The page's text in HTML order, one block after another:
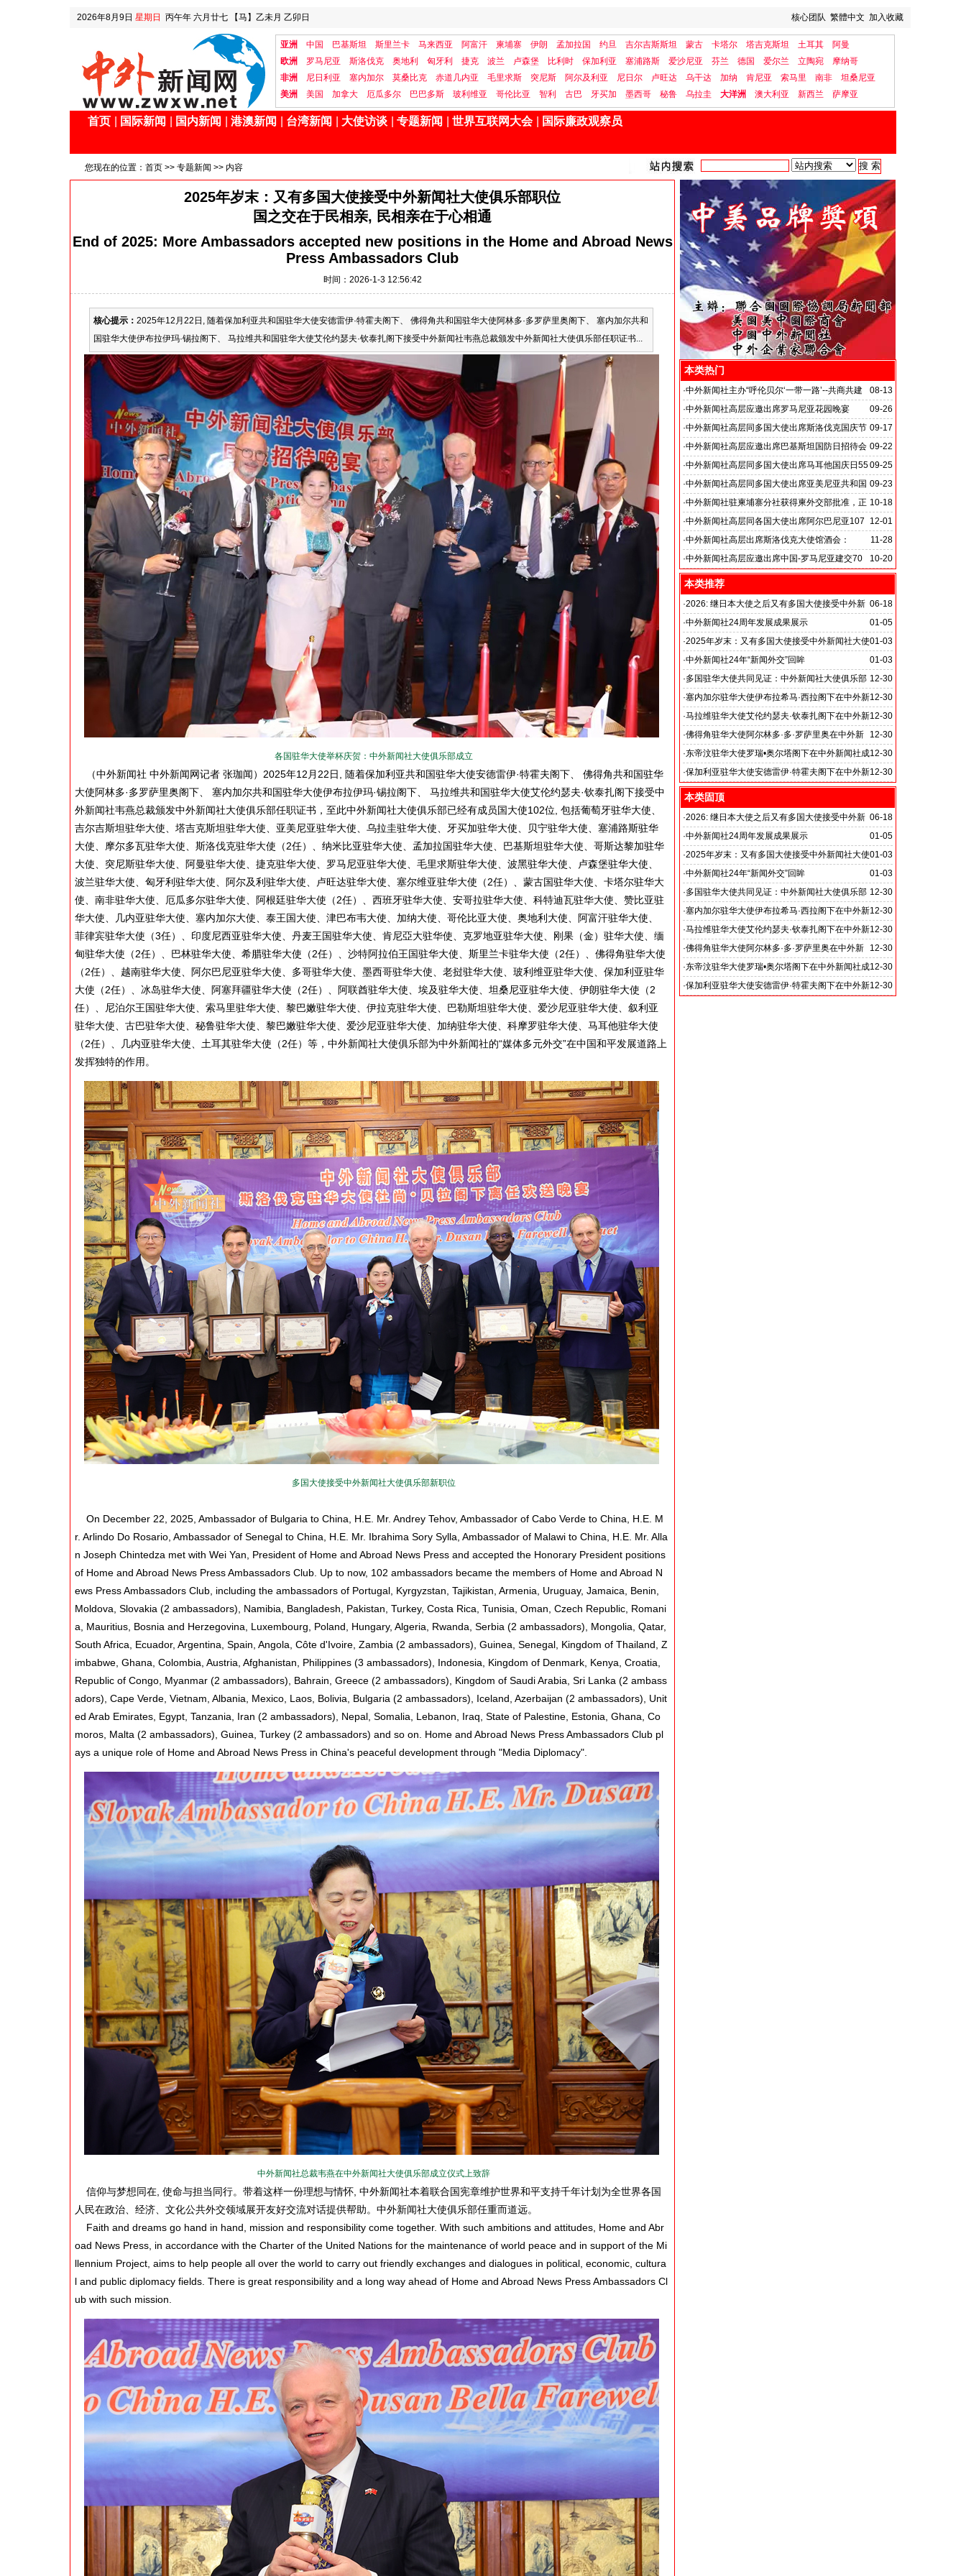
核心团队 繁體中文 加入收藏
2026年8月9日 星期日 丙午年 六月廿七 【马】乙未月 乙卯日
亚洲 中国 巴基斯坦 斯里兰卡 马来西亚 阿富汗 柬埔寨 伊朗 孟加拉国 约旦 吉尔吉斯斯坦 蒙古 卡塔尔 塔吉克斯坦 土耳其
阿曼
欧洲
罗马尼亚 斯洛伐克 奥地利 匈牙利 捷克 波兰 卢森堡 比利时 保加利亚 塞浦路斯 爱沙尼亚 芬兰 德国 爱尔兰 立陶宛
摩纳哥
非洲
尼日利亚 塞内加尔 莫桑比克 赤道几内亚 毛里求斯 突尼斯 阿尔及利亚 尼日尔 卢旺达 乌干达 加纳 肯尼亚 索马里 南非
坦桑尼亚
美洲
美国 加拿大 厄瓜多尔 巴巴多斯 玻利维亚 哥伦比亚 智利 古巴 牙买加 墨西哥 秘鲁 乌拉圭 大洋洲 澳大利亚 新西兰 萨摩亚
首页 国际新闻 国内新闻 港澳新闻 台湾新闻 大使访谈 专题新闻 世界互联网大会 国际廉政观察员
您现在的位置： 首页 >> 专题新闻 >> 内容
2025年岁末：又有多国大使接受中外新闻社大使俱乐部职位
国之交在于民相亲, 民相亲在于心相通
End of 2025: More Ambassadors accepted new positions in the Home and Abroad News
Press Ambassadors Club
时间：2026-1-3 12:56:42
核心提示： 2025年12月22日, 随着保加利亚共和国驻华大使安德雷伊·特霍夫阁下、 佛得角共和国驻华大使阿林多·多罗萨里奥阁下、 塞内加尔共和
国驻华大使伊布拉伊玛·锡拉阁下、 马拉维共和国驻华大使艾伦约瑟夫·钦泰扎阁下接受中外新闻社韦燕总裁颁发中外新闻社大使俱乐部任职证书...
各国驻华大使举杯庆贺：中外新闻社大使俱乐部成立
（中外新闻社 中外新闻网记者 张珈闻）2025年12月22日, 随着保加利亚共和国驻华大使安德雷伊·特霍夫阁下、 佛得角共和国驻华
大使阿林多·多罗萨里奥阁下、 塞内加尔共和国驻华大使伊布拉伊玛·锡拉阁下、 马拉维共和国驻华大使艾伦约瑟夫·钦泰扎阁下接受中
外新闻社韦燕总裁颁发中外新闻社大使俱乐部任职证书，至此中外新闻社大使俱乐部已经有成员国大使102位, 包括葡萄牙驻华大使、
吉尔吉斯坦驻华大使、塔吉克斯坦驻华大使、亚美尼亚驻华大使、乌拉圭驻华大使、牙买加驻华大使、贝宁驻华大使、塞浦路斯驻华
大使、摩尔多瓦驻华大使、斯洛伐克驻华大使（2任）、纳米比亚驻华大使、孟加拉国驻华大使、巴基斯坦驻华大使、哥斯达黎加驻华
大使、突尼斯驻华大使、阿曼驻华大使、捷克驻华大使、罗马尼亚驻华大使、毛里求斯驻华大使、波黑驻华大使、卢森堡驻华大使、
波兰驻华大使、匈牙利驻华大使、阿尔及利驻华大使、卢旺达驻华大使、塞尔维亚驻华大使（2任）、蒙古国驻华大使、卡塔尔驻华大
使、南非驻华大使、厄瓜多尔驻华大使、阿根廷驻华大使（2任）、西班牙驻华大使、安哥拉驻华大使、科特迪瓦驻华大使、赞比亚驻
华大使、几内亚驻华大使、塞内加尔大使、泰王国大使、津巴布韦大使、加纳大使、哥伦比亚大使、奥地利大使、阿富汗驻华大使、
菲律宾驻华大使（3任）、印度尼西亚驻华大使、丹麦王国驻华大使、肯尼亞大驻华使、克罗地亚驻华大使、刚果（金）驻华大使、缅
甸驻华大使（2任）、巴林驻华大使、希腊驻华大使（2任）、沙特阿拉伯王国驻华大使、斯里兰卡驻华大使（2任）、佛得角驻华大使
（2任）、越南驻华大使、阿尔巴尼亚驻华大使、多哥驻华大使、墨西哥驻华大使、老挝驻华大使、玻利维亚驻华大使、保加利亚驻华
大使（2任）、冰岛驻华大使、阿塞拜疆驻华大使（2任）、阿联酋驻华大使、埃及驻华大使、坦桑尼亚驻华大使、伊朗驻华大使（2
任）、尼泊尔王国驻华大使、索马里驻华大使、黎巴嫩驻华大使、伊拉克驻华大使、巴勒斯坦驻华大使、爱沙尼亚驻华大使、叙利亚
驻华大使、古巴驻华大使、秘鲁驻华大使、黎巴嫩驻华大使、爱沙尼亚驻华大使、加纳驻华大使、科摩罗驻华大使、马耳他驻华大使
（2任）、几内亚驻华大使、土耳其驻华大使（2任）等，中外新闻社大使俱乐部为中外新闻社的“媒体多元外交”在中国和平发展道路上
发挥独特的作用。
多国大使接受中外新闻社大使俱乐部新职位
On December 22, 2025, Ambassador of Bulgaria to China, H.E. Mr. Andrey Tehov, Ambassador of Cabo Verde to China, H.E. M
r. Arlindo Do Rosario, Ambassador of Senegal to China, H.E. Mr. Ibrahima Sory Sylla, Ambassador of Malawi to China, H.E. Mr. Alla
n Joseph Chintedza met with Wei Yan, President of Home and Abroad News Press and accepted the Honorary President positions
of Home and Abroad News Press Ambassadors Club. Up to now, 102 ambassadors became the members of Home and Abroad N
ews Press Ambassadors Club, including the ambassadors of Portugal, Kyrgyzstan, Tajikistan, Armenia, Uruguay, Jamaica, Benin,
Moldova, Slovakia (2 ambassadors), Namibia, Bangladesh, Pakistan, Turkey, Costa Rica, Tunisia, Oman, Czech Republic, Romani
a, Mauritius, Bosnia and Herzegovina, Luxembourg, Poland, Hungary, Algeria, Rwanda, Serbia (2 ambassadors), Mongolia, Qatar,
South Africa, Ecuador, Argentina, Spain, Angola, Côte d'Ivoire, Zambia (2 ambassadors), Guinea, Senegal, Kingdom of Thailand, Z
imbabwe, Ghana, Colombia, Austria, Afghanistan, Philippines (3 ambassadors), Indonesia, Kingdom of Denmark, Kenya, Croatia,
Republic of Congo, Myanmar (2 ambassadors), Bahrain, Greece (2 ambassadors), Kingdom of Saudi Arabia, Sri Lanka (2 ambass
adors), Cape Verde, Vietnam, Albania, Mexico, Laos, Bolivia, Bulgaria (2 ambassadors), Iceland, Azerbaijan (2 ambassadors), Unit
ed Arab Emirates, Egypt, Tanzania, Iran (2 ambassadors), Nepal, Somalia, Lebanon, Iraq, State of Palestine, Estonia, Ghana, Co
moros, Malta (2 ambassadors), Guinea, Turkey (2 ambassadors) and so on. Home and Abroad News Press Ambassadors Club pl
ays a unique role of Home and Abroad News Press in China's peaceful development through "Media Diplomacy".
中外新闻社总裁韦燕在中外新闻社大使俱乐部成立仪式上致辞
信仰与梦想同在, 使命与担当同行。带着这样一份理想与情怀, 中外新闻社本着联合国宪章维护世界和平支持千年计划为全世界各国
人民在政治、经济、文化公共外交领域展开友好交流对话提供帮助。中外新闻社大使俱乐部任重而道远。
Faith and dreams go hand in hand, mission and responsibility come together. With such ambitions and attitudes, Home and Abr
oad News Press, in accordance with the Charter of the United Nations for the maintenance of world peace and in support of the Mi
llennium Project, aims to help people all over the world to carry out friendly exchanges and dialogues in political, economic, cultura
l and public diplomacy fields. There is great responsibility and a long way ahead of Home and Abroad News Press Ambassadors Cl
ub with such mission.
本类热门
08-13
·中外新闻社主办“呼伦贝尔‘一带一路’--共商共建
共享繁荣” 经贸文化合作会议
09-26
·中外新闻社高层应邀出席罗马尼亚花园晚宴
09-17
·中外新闻社高层同多国大使出席斯洛伐克国庆节
暨建军节招待会
09-22
·中外新闻社高层应邀出席巴基斯坦国防日招待会
09-25
·中外新闻社高层同多国大使出席马耳他国庆日55
周年招待会
09-23
·中外新闻社高层同多国大使出席亚美尼亚共和国
国庆招待会
10-18
·中外新闻社驻柬埔寨分社获得柬外交部批准，正
式落地柬埔寨
12-01
·中外新闻社高层同各国大使出席阿尔巴尼亚107
周年国庆暨中阿建交70周年招待会
11-28
·中外新闻社高层出席斯洛伐克大使馆酒会：
10-20
·中外新闻社高层应邀出席中国-罗马尼亚建交70
周年盛典
本类推荐
06-18
·2026: 继日本大使之后又有多国大使接受中外新
闻社大使俱乐部职位：
国之交在于民相亲, 民相亲在于心相通
01-05
·中外新闻社24周年发展成果展示
01-03
·2025年岁末：又有多国大使接受中外新闻社大使
俱乐部职位
国之交在于民相亲, 民相亲在于心相通
01-03
·中外新闻社24年“新闻外交”回眸
12-30
·多国驻华大使共同见证：中外新闻社大使俱乐部
落户北京龙熙维景国际会议中心
12-30
·塞内加尔驻华大使伊布拉希马·西拉阁下在中外新
闻社成立24周年庆典上的致辞
12-30
·马拉维驻华大使艾伦约瑟夫·钦泰扎阁下在中外新
闻社成立24周年庆典上的致辞
12-30
·佛得角驻华大使阿尔林多·多·罗萨里奥在中外新
闻社24周年庆典上的致辞
12-30
·东帝汶驻华大使罗瑞•奥尔塔阁下在中外新闻社成
立24周年庆典上的致辞
12-30
·保加利亚驻华大使安德雷伊·特霍夫阁下在中外新
闻社成立24周年庆典上的致辞
本类固顶
06-18
·2026: 继日本大使之后又有多国大使接受中外新
闻社大使俱乐部职位：
国之交在于民相亲, 民相亲在于心相通
01-05
·中外新闻社24周年发展成果展示
01-03
·2025年岁末：又有多国大使接受中外新闻社大使
俱乐部职位
国之交在于民相亲, 民相亲在于心相通
01-03
·中外新闻社24年“新闻外交”回眸
12-30
·多国驻华大使共同见证：中外新闻社大使俱乐部
落户北京龙熙维景国际会议中心
12-30
·塞内加尔驻华大使伊布拉希马·西拉阁下在中外新
闻社成立24周年庆典上的致辞
12-30
·马拉维驻华大使艾伦约瑟夫·钦泰扎阁下在中外新
闻社成立24周年庆典上的致辞
12-30
·佛得角驻华大使阿尔林多·多·罗萨里奥在中外新
闻社24周年庆典上的致辞
12-30
·东帝汶驻华大使罗瑞•奥尔塔阁下在中外新闻社成
立24周年庆典上的致辞
12-30
·保加利亚驻华大使安德雷伊·特霍夫阁下在中外新